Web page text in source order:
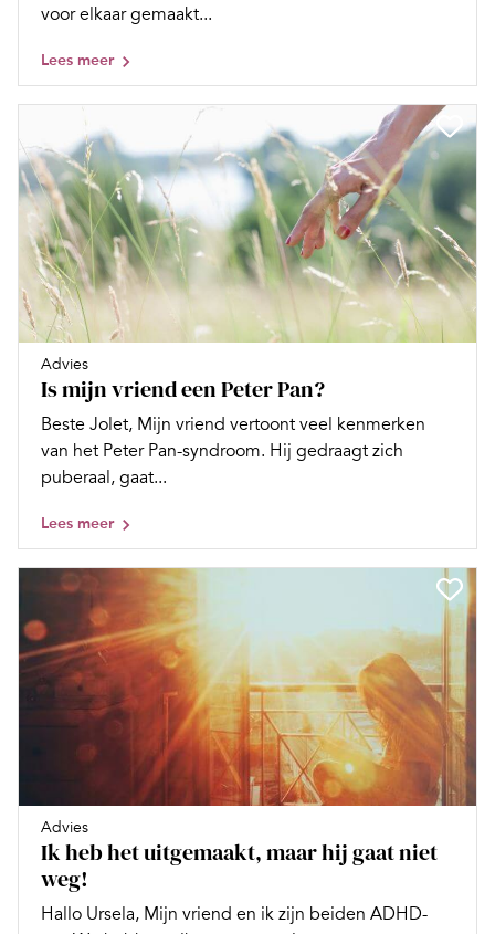
voor elkaar gemaakt...
Lees meer
Advies
Is mijn vriend een Peter Pan?
Beste Jolet, Mijn vriend vertoont veel kenmerken
van het Peter Pan-syndroom. Hij gedraagt zich
puberaal, gaat...
Lees meer
Advies
Ik heb het uitgemaakt, maar hij gaat niet
weg!
Hallo Ursela, Mijn vriend en ik zijn beiden ADHD-